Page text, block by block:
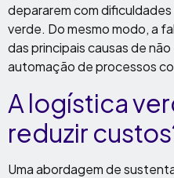
depararem com
verde. Do mesmo modo, a
das principais causas de
automação de processos
A logística
reduzir
Uma abordagem de